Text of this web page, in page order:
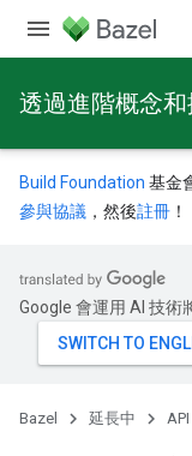
透過進階概念
Build Foundation 基金
參與協議 ，然後註冊 ！
Google 會運用 AI 技術
Bazel 延長中 API